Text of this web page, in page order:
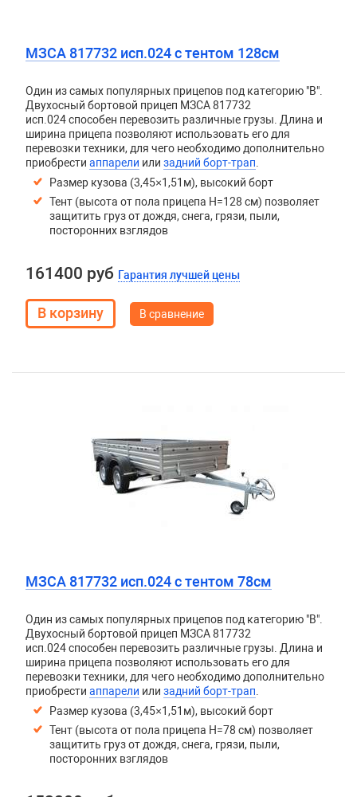
МЗСА 817732 исп.024 с тентом 128см
Один из самых популярных прицепов под категорию "В".
Двухосный бортовой прицеп МЗСА 817732
исп.024способен перевозить различные грузы. Длина и
ширина прицепа позволяют использовать его для
перевозки техники, для чего необходимо дополнительно
приобрести аппарели или задний борт-трап
Размер кузова (3,45×1,51м), высокий борт
Тент (высота от пола прицепа H=128 см) позволяет
защитить груз от дождя, снега, грязи, пыли,
посторонних взглядов
161400 руб Гарантия лучшей цены
В сравнение
МЗСА 817732 исп.024 с тентом 78см
Один из самых популярных прицепов под категорию "В".
Двухосный бортовой прицеп МЗСА 817732
исп.024способен перевозить различные грузы. Длина и
ширина прицепа позволяют использовать его для
перевозки техники, для чего необходимо дополнительно
приобрести аппарели или задний борт-трап
Размер кузова (3,45×1,51м), высокий борт
Тент (высота от пола прицепа H=78 см) позволяет
защитить груз от дождя, снега, грязи, пыли,
посторонних взглядов